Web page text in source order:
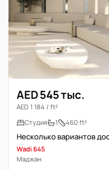
AED 545 тыс.
AED 1 184 / ft²
Студия
1 460 ft²
Wadi 645
Маджан